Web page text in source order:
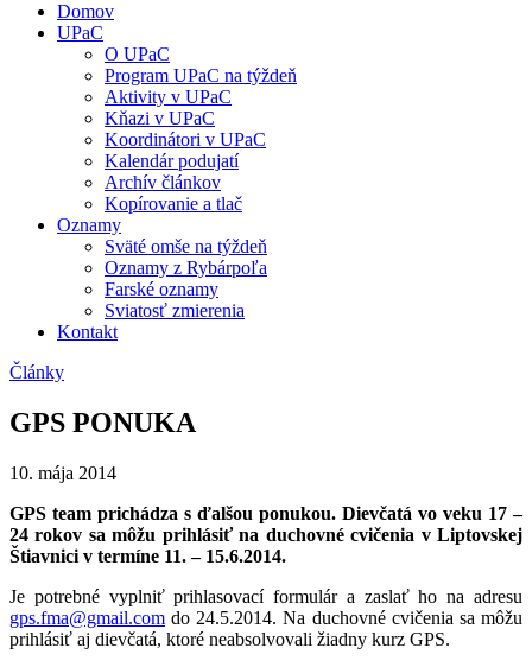
Domov
UPaC
O UPaC
Program UPaC na týždeň
Aktivity v UPaC
Kňazi v UPaC
Koordinátori v UPaC
Kalendár podujatí
Archív článkov
Kopírovanie a tlač
Oznamy
Sväté omše na týždeň
Oznamy z Rybárpoľa
Farské oznamy
Sviatosť zmierenia
Kontakt
Články
GPS PONUKA
10. mája 2014
GPS team prichádza s ďalšou ponukou. Dievčatá vo veku 17 –
24 rokov sa môžu prihlásiť na duchovné cvičenia v Liptovskej
Štiavnici v termíne 11. – 15.6.2014.
Je potrebné vyplniť prihlasovací formulár a zaslať ho na adresu
gps.fma@gmail.com do 24.5.2014. Na duchovné cvičenia sa môžu
prihlásiť aj dievčatá, ktoré neabsolvovali žiadny kurz GPS.